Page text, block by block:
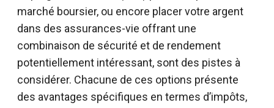
marché boursier, ou encore placer votre argent
dans des assurances-vie offrant une
combinaison de sécurité et de rendement
potentiellement intéressant, sont des pistes à
considérer. Chacune de ces options présente
des avantages spécifiques en termes d’impôts,